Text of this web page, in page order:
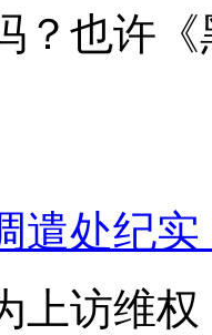
？也许
处纪实
上访维